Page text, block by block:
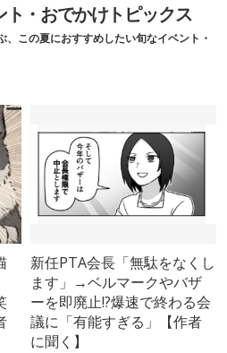
ト・おでかけトピックス
、この夏におすすめしたい旬なイベント・
新任PTA会長「無駄をなくし
ます」→ベルマークやバザ
ーを即廃止!?爆速で終わる会
議に「有能すぎる」【作者
に聞く】